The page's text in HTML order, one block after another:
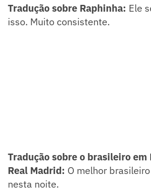
Tradução sobre Raphinha: Ele
isso. Muito consistente.
Tradução sobre o brasileiro em
Real Madrid: O melhor
nesta noite.